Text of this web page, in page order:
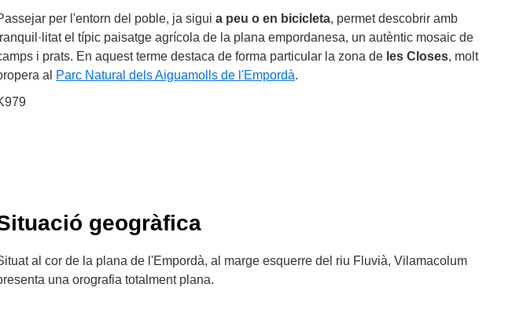
per l'entorn del poble, ja sigui a peu o en bicicleta, permet descobrir amb
el típic paisatge agrícola de la plana empordanesa, un autèntic mosaic de
i prats. En aquest terme destaca de forma particular la zona de les Closes, molt
al
Parc Natural dels Aiguamolls de l'Empordà.
geogràfica
al cor de la plana de l'Empordà, al marge esquerre del riu Fluvià, Vilamacolum
una orografia totalment plana.